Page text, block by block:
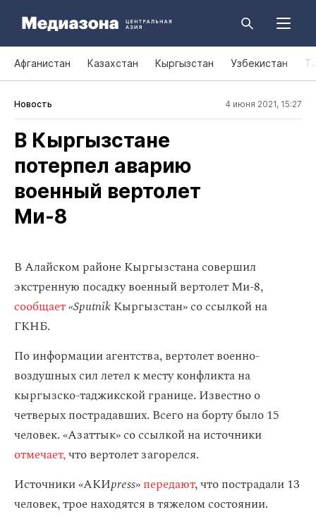
Афганистан Казахстан Кыргызстан Узбекистан
Новость 4 июня 2021, 15:27
В Кыргызстане
потерпел аварию
военный вертолет
Ми‑8
В Алайском районе Кыргызстана совершил
экстренную посадку военный вертолет Ми-8,
сообщает«SputnikКыргызстан» со ссылкой на
ГКНБ.
По информации агентства, вертолет военно-
воздушных сил летел к месту конфликта на
кыргызско-таджикской границе. Известно о
четверых пострадавших. Всего на борту было 15
человек. «Азаттык» со ссылкой на источники
отмечает,что вертолет загорелся.
Источники «АКИpress»передают, что пострадали 13
человек, трое находятся в тяжелом состоянии.